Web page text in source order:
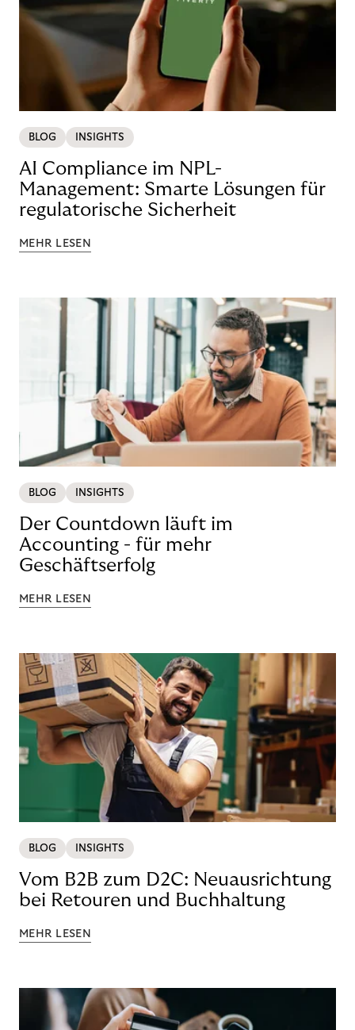
BLOG INSIGHTS
AI Compliance im NPL-
Management: Smarte Lösungen für
regulatorische Sicherheit
MEHR LESEN
BLOG INSIGHTS
Der Countdown läuft im
Accounting - für mehr
Geschäftserfolg
MEHR LESEN
BLOG INSIGHTS
Vom B2B zum D2C: Neuausrichtung
bei Retouren und Buchhaltung
MEHR LESEN